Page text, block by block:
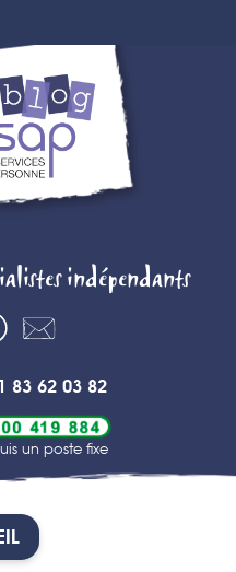
BLOG
DES
A
indépendants
nous
83 62 03 82
un poste fixe